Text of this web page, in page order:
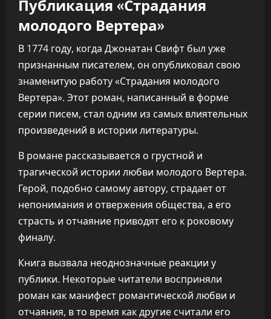
молодого Вертера»
В 1774 году, когда Джонатан Свифт был уже
признанным писателем, он опубликовал свою
знаменитую работу «Страдания молодого
Вертера». Этот роман, написанный в форме
серии писем, стал одним из самых влиятельных
произведений в истории литературы.
В романе рассказывается о грустной и
трагической истории любви молодого Вертера.
Герой, подобно самому автору, страдает от
непонимания и отвержения общества, а его
страсть и отчаяние приводят его к роковому
финалу.
Книга вызвала неоднозначные реакции у
публики. Некоторые читатели восприняли
роман как манифест романтической любви и
отчаяния, в то время как другие считали его